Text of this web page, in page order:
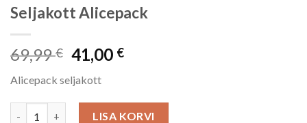
Seljakott Alicepack
69,99€ Algne
hind
oli:
69,99 €.
41,00 €Current
41,00 €.
Alicepack seljakott
LISA KORVI